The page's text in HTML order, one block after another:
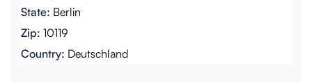
State: Berlin
Zip: 10119
Country: Deutschland